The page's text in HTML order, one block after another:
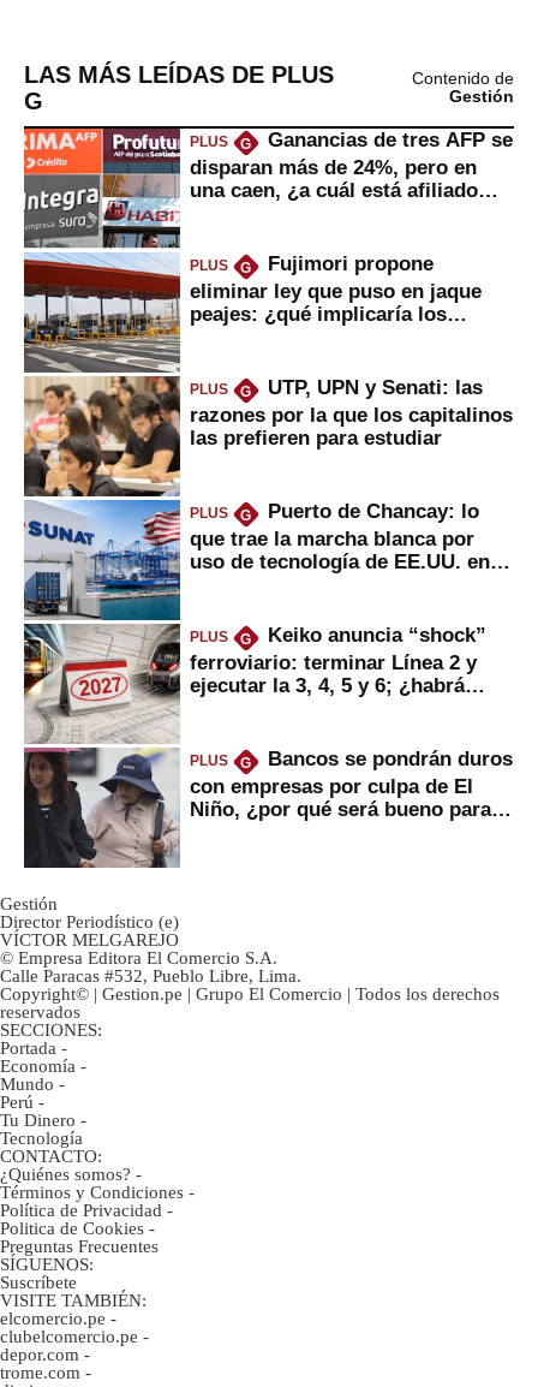
LAS MÁS LEÍDAS DE PLUS
G
Contenido de
Gestión
PLUS G
Ganancias de tres AFP se
disparan más de 24%, pero en
una caen, ¿a cuál está afiliado
PLUS G
Fujimori propone
eliminar ley que puso en jaque
peajes: ¿qué implicaría los
PLUS G
UTP, UPN y Senati: las
razones por la que los capitalinos
las prefieren para estudiar
PLUS G
Puerto de Chancay: lo
que trae la marcha blanca por
uso de tecnología de EE.UU. en
PLUS G
Keiko anuncia “shock”
ferroviario: terminar Línea 2 y
ejecutar la 3, 4, 5 y 6; ¿habrá
PLUS G
Bancos se pondrán duros
con empresas por culpa de El
Niño, ¿por qué será bueno para
Gestión
Director Periodístico (e)
VÍCTOR MELGAREJO
© Empresa Editora El Comercio S.A.
Calle Paracas #532, Pueblo Libre, Lima.
Copyright© | Gestion.pe | Grupo El Comercio | Todos los derechos
reservados
SECCIONES:
Portada -
Economía -
Mundo -
Perú -
Tu Dinero -
Tecnología
CONTACTO:
¿Quiénes somos? -
Términos y Condiciones -
Política de Privacidad -
Politica de Cookies -
Preguntas Frecuentes
SÍGUENOS:
Suscríbete
VISITE TAMBIÉN:
elcomercio.pe -
clubelcomercio.pe -
depor.com -
trome.com -